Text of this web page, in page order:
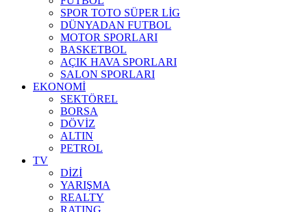
SPOR TOTO SÜPER LİG
DÜNYADAN FUTBOL
MOTOR SPORLARI
BASKETBOL
AÇIK HAVA SPORLARI
SALON SPORLARI
EKONOMİ
SEKTÖREL
BORSA
DÖVİZ
ALTIN
PETROL
TV
DİZİ
YARIŞMA
REALTY
RATING